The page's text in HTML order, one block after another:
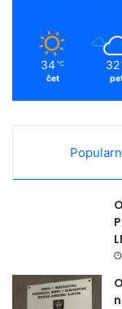
34 ℃
čet
32